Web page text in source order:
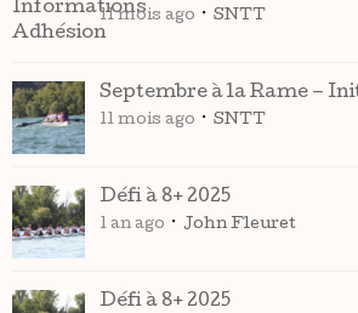
11 mois ago SNTT
Septembre à la Rame –
11 mois ago SNTT
Défi à 8+ 2025
1 an ago John Fleuret
Défi à 8+ 2025